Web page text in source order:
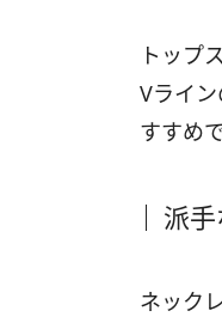
トップ
Vライ
すすめで
派
ネック